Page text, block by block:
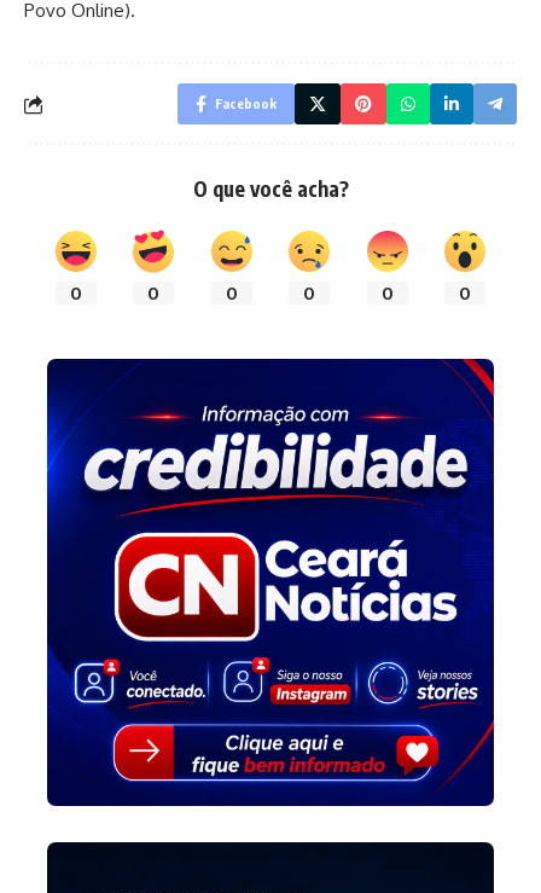
Povo Online).
Facebook
O que você acha?
0 0 0 0 0 0